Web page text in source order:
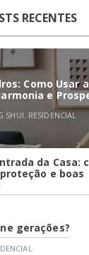
RECENTES
Como Usar
e
SHUI, RESIDENCIAL
da Casa:
e boas
gerações?